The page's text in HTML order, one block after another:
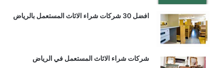
افضل 30 شركات شراء الاثاث المستعمل بالرياض
شركات شراء الاثاث المستعمل في الرياض